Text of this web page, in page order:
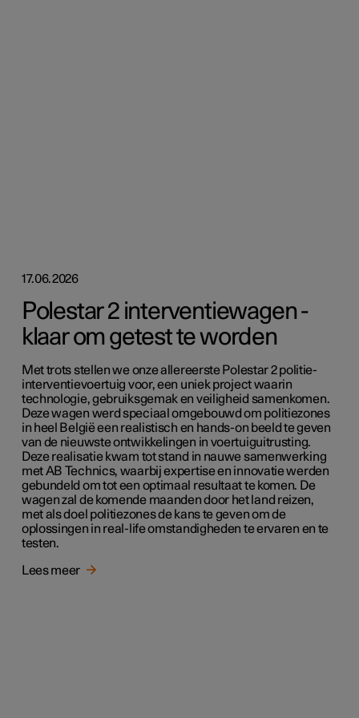
17.06.2026
Polestar 2 interventiewagen -
klaar om getest te worden
Met trots stellen we onze allereerste Polestar 2 politie-
interventievoertuig voor, een uniek project waarin
technologie, gebruiksgemak en veiligheid samenkomen.
Deze wagen werd speciaal omgebouwd om politiezones
in heel België een realistisch en hands-on beeld te geven
van de nieuwste ontwikkelingen in voertuiguitrusting.
Deze realisatie kwam tot stand in nauwe samenwerking
met AB Technics, waarbij expertise en innovatie werden
gebundeld om tot een optimaal resultaat te komen. De
wagen zal de komende maanden door het land reizen,
met als doel politiezones de kans te geven om de
oplossingen in real-life omstandigheden te ervaren en te
testen.
Lees meer